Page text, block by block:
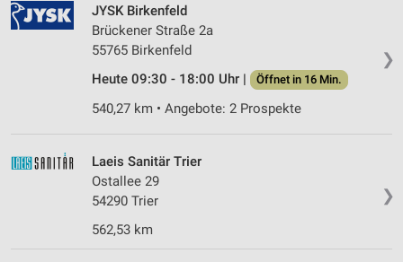
❯
JYSK Birkenfeld
Brückener Straße 2a
55765 Birkenfeld
Heute 09:30 - 18:00 Uhr |
Öffnet in 16 Min.
540,27 km • Angebote: 2 Prospekte
❯
Laeis Sanitär Trier
Ostallee 29
54290 Trier
562,53 km